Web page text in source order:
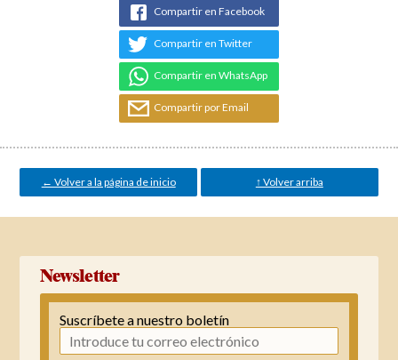
Senda litoral Mijas
Ruta a pie
Ruta de árboles singulares
Parque Canino
Compartir en Facebook
Compartir en Twitter
Compartir en WhatsApp
Compartir por Email
← Volver a la página de inicio ↑ Volver arriba
Newsletter
Suscríbete a nuestro boletín